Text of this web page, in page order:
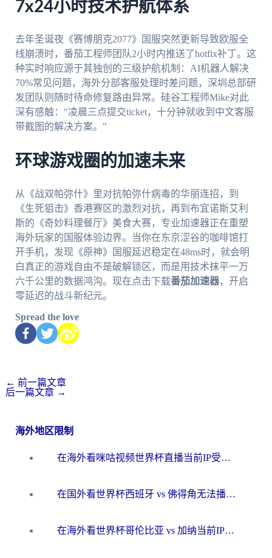
7x24小时技术护航体系
去年圣诞夜《赛博朋克2077》国服突然更新导致欧服全
线崩溃时，番茄工程师团队2小时内推送了hotfix补丁。这
种实时响应源于其独创的三级护航机制：AI机器人解决
70%常见问题，海外分部客服处理时差问题，深圳总部研
发团队则随时待命修复路由异常。硅谷工程师Mike对此
深有感触："凌晨三点提交ticket，十分钟就收到中文客服
带截图的解决方案。"
环球游戏圈的加速未来
从《战双帕弥什》里对抗帕弥什病毒的华丽连招，到
《生死狙击》香港赛区的激烈对抗，再到布宜诺斯艾利
斯的《奇妙料理餐厅》美食大赛，专业加速器正在重塑
海外玩家的国服体验边界。当你在东京涩谷的咖啡馆打
开手机，发现《原神》国服延迟稳定在48ms时，就会明
白真正的游戏自由不是破解锁区，而是用技术抹平一万
六千公里的数据鸿沟。现在点击下载番茄加速器，开启
零延迟的战斗新纪元。
Spread the love
← 前一篇文章
后一篇文章 →
海外地区限制
在海外看咪咕视频世界杯直播当前IP受限制？这篇指南帮你搞定所有体育赛事观看难题
在国外看世界杯西班牙 vs 佛得角无法播放？这篇指南帮你解锁所有中文体育直播
在海外看世界杯哥伦比亚 vs 加纳当前IP受限制？这篇指南帮你流畅看中文解说赛事